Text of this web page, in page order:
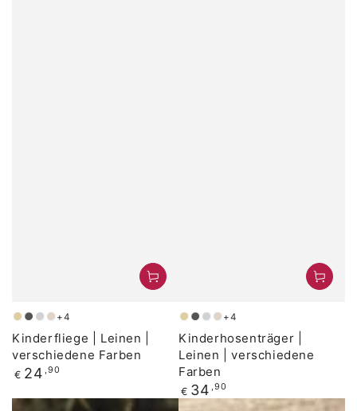
Beige
Anthrazit
Grau
Natural
+4
Kinderfliege | Leinen |
verschiedene Farben
Regulärer
€ 24 ,90
Beige
Anthrazit
Grau
Natural
+4
Kinderhosenträger |
Leinen | verschiedene
Farben
Regulärer
Preis
€ 34 ,90